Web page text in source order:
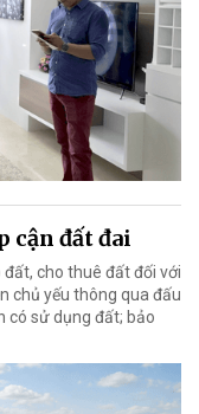
cận đất đai
đất, cho thuê đất đối với
chủ yếu thông qua đấu
có sử dụng đất; bảo